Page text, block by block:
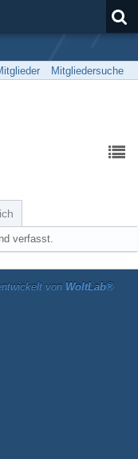
Mitgliedersuche
verfasst.
von WoltLab®